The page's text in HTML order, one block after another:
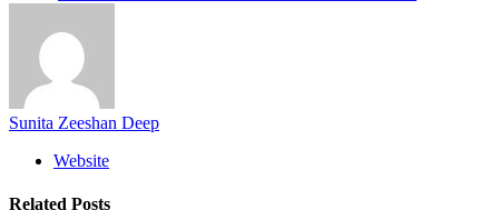
Sunita Zeeshan Deep
Website
Related Posts